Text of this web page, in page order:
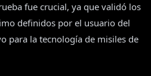
fue crucial, ya que validó los
definidos por el usuario del
para la tecnología de misiles de